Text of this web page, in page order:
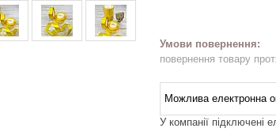
повернення товару
У компанії підключені